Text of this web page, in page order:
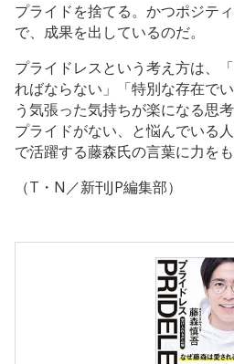
プライドを捨てる。かつポジテ
で、成果を出しているのだ。
プライドレスという考え方は、
ればならない」「特別な存在で
う気張った気持ちが楽になる思
プライドがない、と悩んでいる
で活躍する藤森氏の言葉に力をも
（T・N／新刊JP編集部）